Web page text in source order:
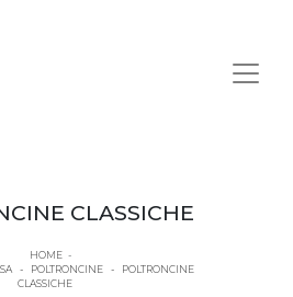
CLASSICHE
HOME -
- POLTRONCINE -
POLTRONCINE
CLASSICHE